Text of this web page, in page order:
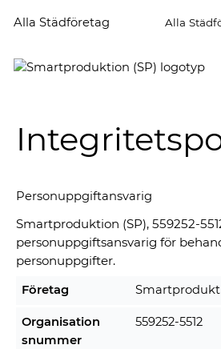
Alla Städföretag Alla
Personuppgiftansvarig
Smartproduktion (SP), 559252-
personuppgiftsansvarig för
personuppgifter.
Företag
Organisation
snummer
559252-5512